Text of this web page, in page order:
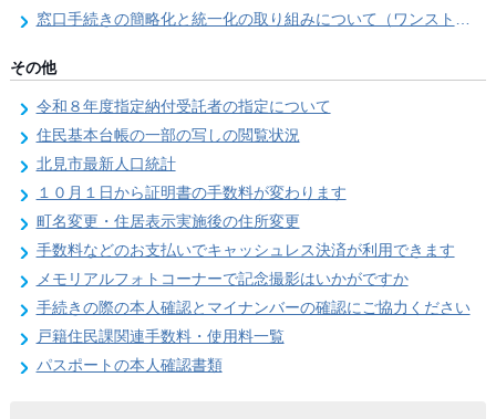
窓口手続きの簡略化と統一化の取り組みについて（ワンストップサービス推進事業）
その他
令和８年度指定納付受託者の指定について
住民基本台帳の一部の写しの閲覧状況
北見市最新人口統計
１０月１日から証明書の手数料が変わります
町名変更・住居表示実施後の住所変更
手数料などのお支払いでキャッシュレス決済が利用できます
メモリアルフォトコーナーで記念撮影はいかがですか
手続きの際の本人確認とマイナンバーの確認にご協力ください
戸籍住民課関連手数料・使用料一覧
パスポートの本人確認書類